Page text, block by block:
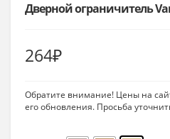
Дверной ограничитель
264₽
Обратите внимание! Цены на
его обновления. Просьба